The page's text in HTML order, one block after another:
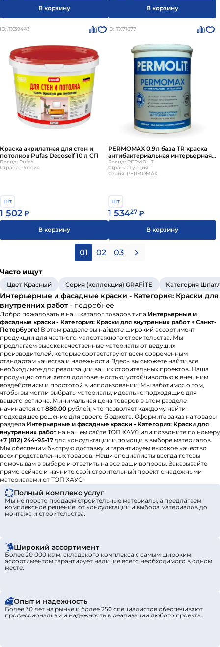
В корзину В корзину
ID: ТХ39443
Краска акрилатная для стен и
потолков Pufas Decoself 10 л СП
Бренд: Pufas
Страна: Россия
шт
1 502 ₽
В корзину
ID: ТХ71677
PERMOMAX 0.9л база TR краска
антибактериальная интерьерная
мат PERMOLIT
Бренд: PERMOLIT
Страна: Турция
Серия: PERMOMAX
шт
1 53427 ₽
В корзину
01 02 03
Часто ищут
Цвет Красный Серия (коллекция) GRAFİTE Категория
Интерьерные и фасадные краски - Категория: Краски для
внутренних работ- подробнее
Добро пожаловать в наш каталог товаров типа Интерьерные и
фасадные краски - Категория: Краски для внутренних работ в Санкт-
Петербурге! В этом разделе вы найдете широкий ассортимент
продукции для частного малоэтажного строительства. Мы
предлагаем высококачественные материалы от ведущих
производителей, которые соответствуют всем современным
стандартам качества и надежности. Здесь вы сможете найти все
необходимое для реализации ваших строительных проектов. Наша
продукция отличается долговечностью, устойчивостью к внешним
воздействиям и простотой в использовании. Мы заботимся о том,
чтобы вы могли выбрать материалы, идеально подходящие для
вашего региона. Минимальная цена товаров в этом разделе
начинается от 880.00 рублей, что позволяет каждому найти
подходящее решение для своего бюджета. Оформите заказ на товары
раздела Интерьерные и фасадные краски - Категория: Краски для
внутренних работ на нашем сайте ТОП ХАУС или позвоните по номеру
+7 (812) 244-95-17 для консультации и помощи в выборе материалов.
Мы обеспечим быструю доставку и гарантируем высокое качество
всех представленных товаров. Наши специалисты всегда готовы
помочь вам в выборе и ответить на все ваши вопросы. Заказывайте
прямо сейчас и начните свой строительный проект с надежными
материалами от ТОП ХАУС!
Полный комплекс услуг
Мы не просто продаем строительные материалы, а предлагаем
комплексное решение: от консультации и выбора материалов до
монтажа и строительства.
Широкий ассортимент
Более 20 000 кв.м. складского комплекса с самым широким
ассортиментом гарантирует наличие всего необходимого в одном
месте.
Опыт и надежность
Более 30 лет на рынке и более 250 специалистов обеспечивают
профессионализм и надежность в реализации любого проекта.